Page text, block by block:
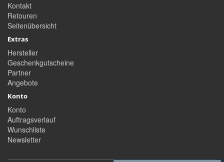
Kontakt
Retouren
Seitenübersicht
Extras
Hersteller
Geschenkgutscheine
Partner
Angebote
Konto
Konto
Auftragsverlauf
Wunschliste
Newsletter